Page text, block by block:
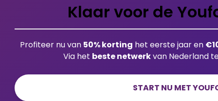
Klaar voor de
Profiteer nu van 50% korting het eerste jaar en
Via het beste netwerkvan Nederland
START NU MET